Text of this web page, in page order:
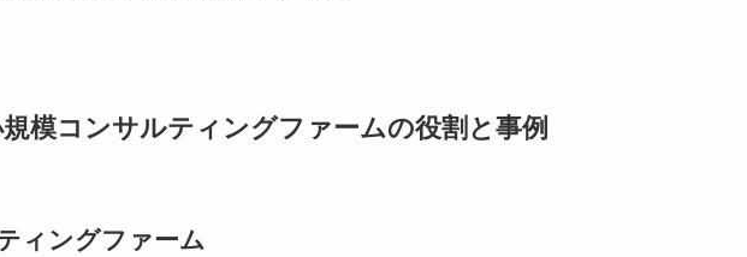
模コンサルティングファームの役割と事例
ィングファーム